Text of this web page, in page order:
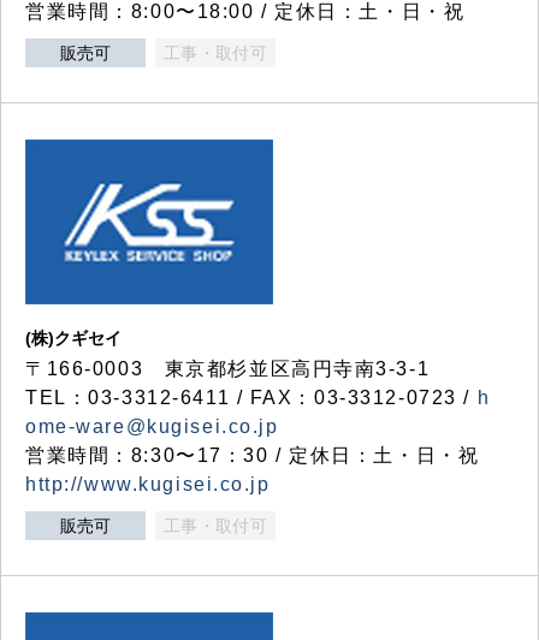
営業時間：8:00〜18:00 / 定休日：土・日・祝
販売可 工事・取付可
(株)クギセイ
〒166-0003 東京都杉並区高円寺南3-3-1
TEL：03-3312-6411 / FAX：03-3312-0723 / h
ome-ware@kugisei.co.jp
営業時間：8:30〜17：30 / 定休日：土・日・祝
http://www.kugisei.co.jp
販売可 工事・取付可